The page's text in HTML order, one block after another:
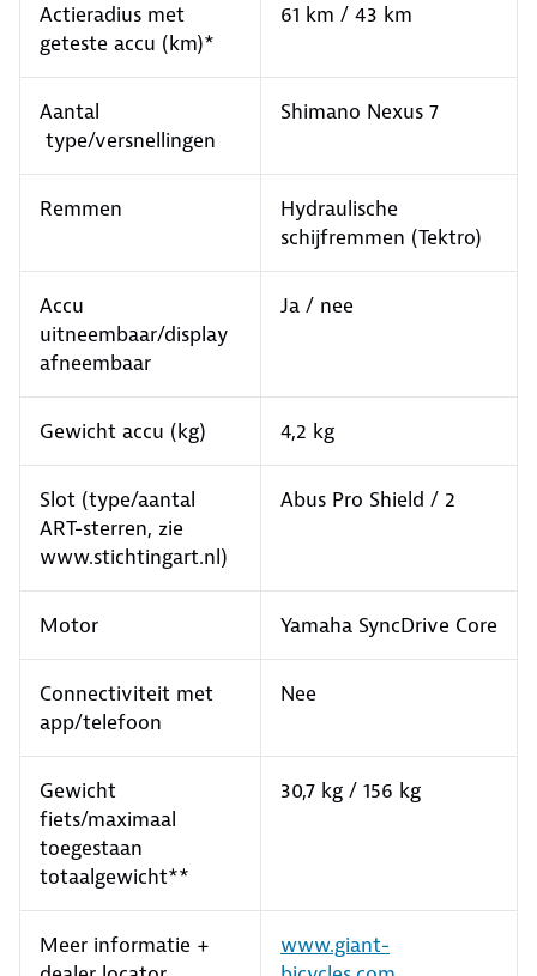
Actieradius met
geteste accu (km)*
61 km / 43 km
Aantal
type/versnellingen
Shimano Nexus 7
Remmen
Hydraulische
schijfremmen (Tektro)
Accu
uitneembaar/display
afneembaar
Ja / nee
Gewicht accu (kg) 4,2 kg
Slot (type/aantal
ART-sterren, zie
www.stichtingart.nl)
Abus Pro Shield / 2
Motor Yamaha SyncDrive Core
Connectiviteit met
app/telefoon
Nee
Gewicht
fiets/maximaal
toegestaan
totaalgewicht**
30,7 kg / 156 kg
Meer informatie +
www.giant-